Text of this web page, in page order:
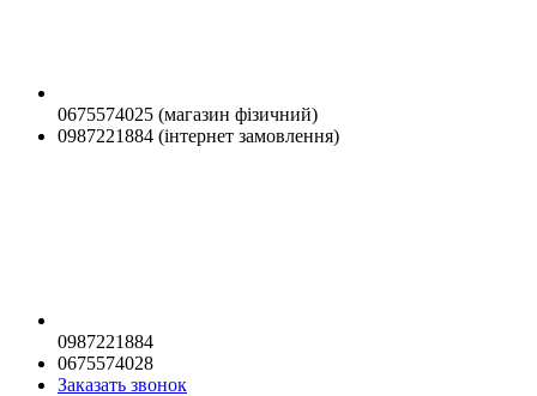
0675574025 (магазин фізичний)
0987221884 (інтернет замовлення)
0987221884
0675574028
Заказать звонок